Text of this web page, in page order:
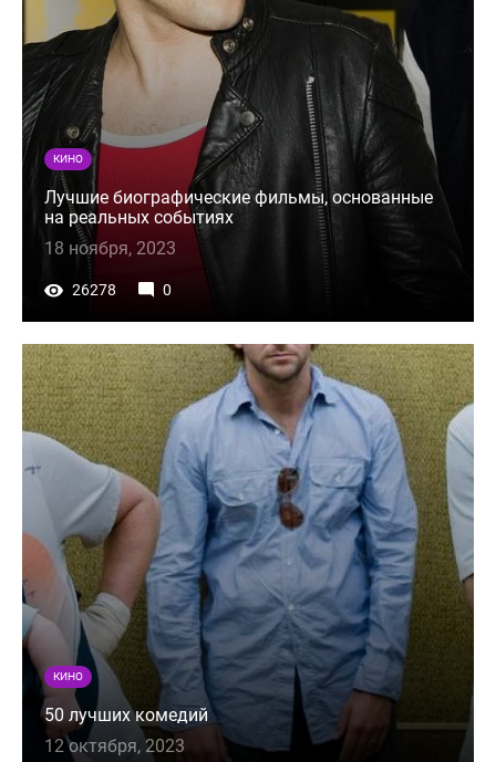
КИНО
Лучшие биографические фильмы, основанные
на реальных событиях
18 ноября, 2023
26278 0
КИНО
50 лучших комедий
12 октября, 2023